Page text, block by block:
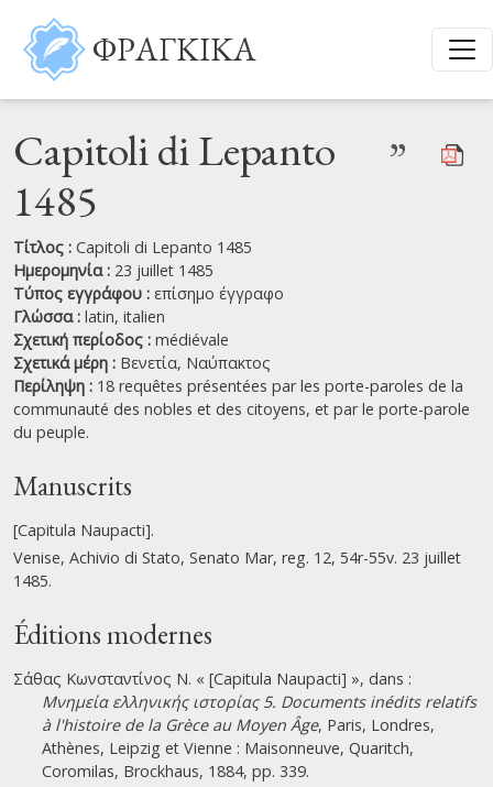
Παράκαμψη προς το κυρίως περιεχόμενο
ΦΡΑΓΚΙΚΑ
Capitoli di Lepanto
1485
”
Τίτλος : Capitoli di Lepanto 1485
Ημερομηνία : 23 juillet 1485
Τύπος εγγράφου : επίσημο έγγραφο
Γλώσσα : latin, italien
Σχετική περίοδος : médiévale
Σχετικά μέρη : Βενετία, Ναύπακτος
Περίληψη : 18 requêtes présentées par les porte-paroles de la
communauté des nobles et des citoyens, et par le porte-parole
du peuple.
Manuscrits
[Capitula Naupacti].
Venise, Achivio di Stato, Senato Mar, reg. 12, 54r-55v. 23 juillet
1485.
Éditions modernes
Σάθας Κωνσταντίνος Ν. « [Capitula Naupacti] », dans :
Μνημεία ελληνικής ιστορίας 5. Documents inédits relatifs
à l'histoire de la Grèce au Moyen Âge, Paris, Londres,
Athènes, Leipzig et Vienne : Maisonneuve, Quaritch,
Coromilas, Brockhaus, 1884, pp. 339.